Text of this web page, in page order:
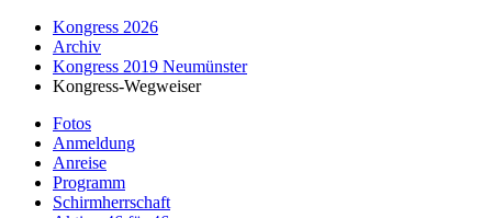
Kongress 2026
Archiv
Kongress 2019 Neumünster
Kongress-Wegweiser
Fotos
Anmeldung
Anreise
Programm
Schirmherrschaft